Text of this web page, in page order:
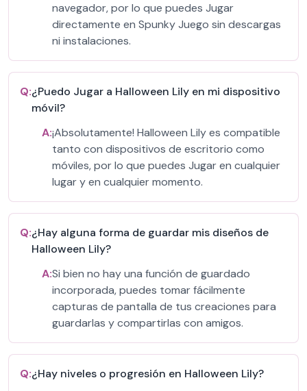
navegador, por lo que puedes Jugar
directamente en Spunky Juego sin descargas
ni instalaciones.
Q:¿Puedo Jugar a Halloween Lily en mi dispositivo
móvil?
A:¡Absolutamente! Halloween Lily es compatible
tanto con dispositivos de escritorio como
móviles, por lo que puedes Jugar en cualquier
lugar y en cualquier momento.
Q:¿Hay alguna forma de guardar mis diseños de
Halloween Lily?
A:Si bien no hay una función de guardado
incorporada, puedes tomar fácilmente
capturas de pantalla de tus creaciones para
guardarlas y compartirlas con amigos.
Q:¿Hay niveles o progresión en Halloween Lily?